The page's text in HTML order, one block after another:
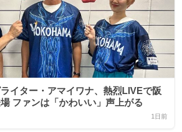
イター・アマイワナ、熱烈LIVEで阪
ファンは「かわいい」声上がる
1日前